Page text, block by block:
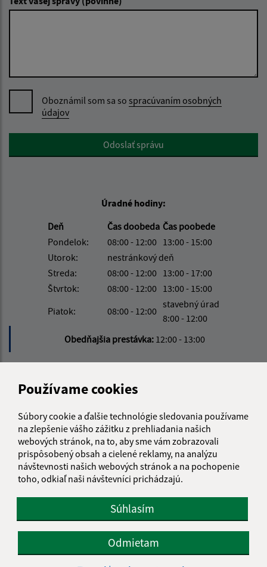
Používame cookies
Súbory cookie a ďalšie technológie sledovania používame
na zlepšenie vášho zážitku z prehliadania našich
webových stránok, na to, aby sme vám zobrazovali
prispôsobený obsah a cielené reklamy, na analýzu
návštevnosti našich webových stránok a na pochopenie
toho, odkiaľ naši návštevníci prichádzajú.
Súhlasím
Odmietam
Oboznámil som sa so spracúvaním osobných
údajov
Google reCaptcha ResponseOdoslať správu
Úradné hodiny:
Deň
Čas doobeda Čas poobede
Pondelok:
08:00 - 12:00 13:00 - 15:00
Utorok:
nestránkový deň
Streda:
08:00 - 12:00 13:00 - 17:00
Štvrtok:
08:00 - 12:00 13:00 - 15:00
Piatok:
08:00 - 12:00
stavebný úrad
8:00 - 12:00
Obedňajšia prestávka: 12:00 - 13:00
Šemša 116
044 21, Šemša
obecsemsa@semsa.sk
+421 55 697 01 90